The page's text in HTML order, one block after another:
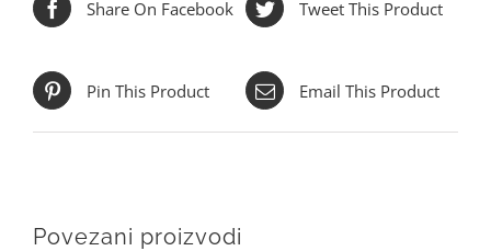
Share On Facebook Tweet This Product
Pin This Product Email This Product
Povezani proizvodi